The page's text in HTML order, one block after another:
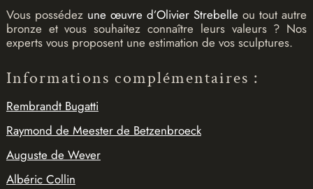
Vous possédez une œuvre d’Olivier Strebelle ou tout autre
bronze et vous souhaitez connaître leurs valeurs ? Nos
experts vous proposent une estimation de vos sculptures.
Informations complémentaires :
Rembrandt Bugatti
Raymond de Meester de Betzenbroeck
Auguste de Wever
Albéric Collin